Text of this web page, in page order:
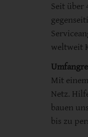
Seit über
weltweit
Mit
Netz.
bauen
bis zu